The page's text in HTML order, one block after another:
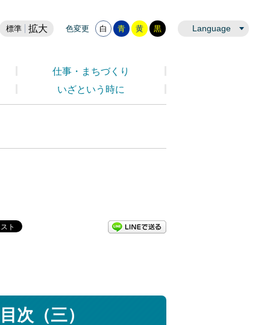
標準 拡大 色変更 白 青 黄 黒 Language
仕事・まちづくり
いざという時に
次（三）